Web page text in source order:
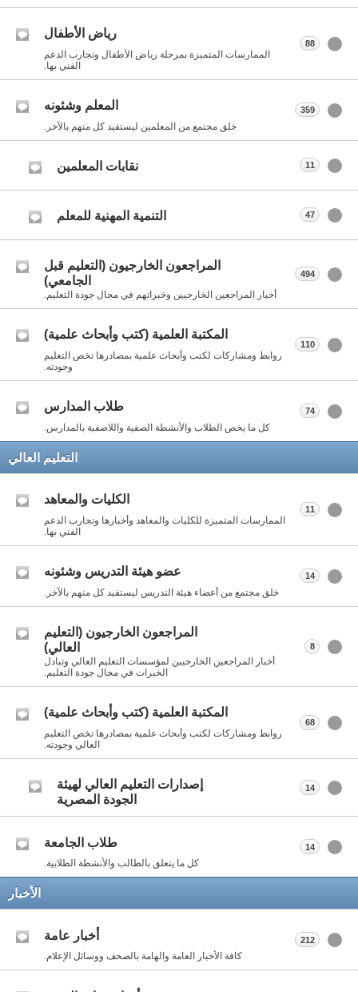
رياض الأطفال
الممارسات المتميزة بمرحلة رياض الأطفال وتجارب الدعم
الفني بها.
88
المعلم وشئونه
خلق مجتمع من المعلمين ليستفيد كل منهم بالآخر.
359
نقابات المعلمين 11
التنمية المهنية للمعلم 47
المراجعون الخارجيون (التعليم قبل
الجامعي)
أخبار المراجعين الخارجيين وخبراتهم في مجال جودة التعليم.
494
المكتبة العلمية (كتب وأبحاث علمية)
روابط ومشاركات لكتب وأبحاث علمية بمصادرها تخص التعليم
وجودته.
110
طلاب المدارس
كل ما يخص الطلاب والأنشطة الصفية واللاصفية بالمدارس.
74
التعليم العالي
الكليات والمعاهد
الممارسات المتميزة للكليات والمعاهد وأخبارها وتجارب الدعم
الفني بها.
11
عضو هيئة التدريس وشئونه
خلق مجتمع من أعضاء هيئة التدريس ليستفيد كل منهم بالآخر.
14
المراجعون الخارجيون (التعليم
العالي)
أخبار المراجعين الخارجيين لمؤسسات التعليم العالي وتبادل
الخبرات في مجال جودة التعليم.
8
المكتبة العلمية (كتب وأبحاث علمية)
روابط ومشاركات لكتب وأبحاث علمية بمصادرها تخص التعليم
العالي وجودته.
68
إصدارات التعليم العالي لهيئة
الجودة المصرية
14
طلاب الجامعة
كل ما يتعلق بالطالب والأنشطة الطلابية.
14
الأخبار
أخبار عامة
كافة الأخبار العامة والهامة بالصحف ووسائل الإعلام.
212